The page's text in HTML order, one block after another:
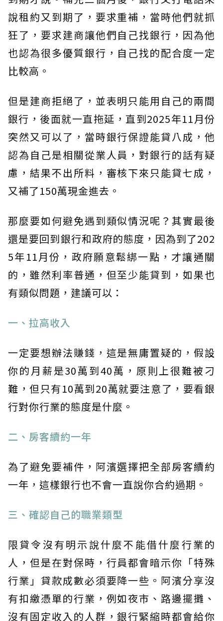
說租約又到期了，要求重補，當時他們就抓
狂了，要求建商讓他們自己找銀行，因為他
也認為很多優質銀行，自己找的配合度一定
比較高。
但是建商拒絕了，並表明只能用自己的兩間
銀行，後面就一直拖延，直到2025年11月份
突然又可以了，當時銀行保證能貸八成，他
認為自己是相關從業人員，對銀行的話有疑
慮，結果不出所料，審核下來只能貸七成，
又補了150萬現金進去。
那麼要如何避免遇到類似情況呢？其實最後
還是要回到銀行和政府的態度，因為到了202
5年11月份，政府願意鬆綁一點，才讓通關
的，雖然利率普通，但至少能貸到，如果也
有類似問題，建議可以：
一、拉高收入
一定要想辦法賺錢，這是無庸置疑的，假設
你的月薪是30萬到40萬，原則上很難被刁
難，但只有10萬到20萬就要注意了，要看銀
行對你行業的態度是什麼。
二、房客續約一年
為了避免要補件，阿濱選擇把全部房客續約
一年，這樣銀行也不會一直說你合約過期。
三、確認自己的職業類型
限貸令沒有明示說什麼不能借什麼行業的
人，但是在對保時，行員都會暗示你「特殊
行業」貸款成數必須要降一些。阿濱分享沒
有扣繳憑單的行業，例如夜市、路邊擺攤、
沒有固定收入的人群，銀行緊縮時都會給你